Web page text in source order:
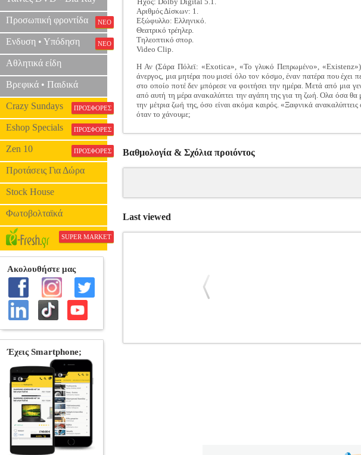
Προσωπική φροντίδα ΝΕΟ
Ενδυση • Υπόδηση ΝΕΟ
Αθλητικά είδη
Βρεφικά • Παιδικά
Crazy Sundays ΠΡΟΣΦΟΡΕΣ
Eshop Specials ΠΡΟΣΦΟΡΕΣ
Zen 10 ΠΡΟΣΦΟΡΕΣ
Προτάσεις Για Δώρα
Stock House
Φωτοβολταϊκά
SUPER MARKET
Αριθμός Δίσκων: 1.
Εξώφυλλο: Ελληνικό.
Θεατρικό τρέηλερ.
Τηλεοπτικό σπορ.
Video Clip.
Η Αν (Σάρα Πόλεϊ: «Exotica», «Το γλυκό Πεπρωμένο», «Existenz»)
άνεργος, μια μητέρα που μισεί όλο τον κόσμο, έναν πατέρα που έχει
στο οποίο ποτέ δεν μπόρεσε να φοιτήσει την ημέρα. Μετά από μια
από αυτή τη μέρα ανακαλύπτει την αγάπη της για τη ζωή. Ολα όσα θα
την μέτρια ζωή της, όσο είναι ακόμα καιρός. «Ξαφνικά
όταν το χάνουμε;
Βαθμολογία & Σχόλια προιόντος
Last viewed